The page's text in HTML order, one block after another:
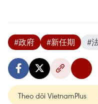
#政府 #新任期 #
Theo dõi VietnamPlus